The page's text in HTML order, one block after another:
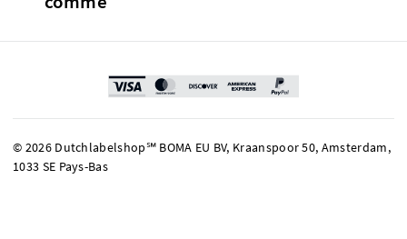
© 2026 Dutchlabelshop℠ BOMA EU BV, Kraanspoor 50, Amsterdam,
1033 SE Pays-Bas